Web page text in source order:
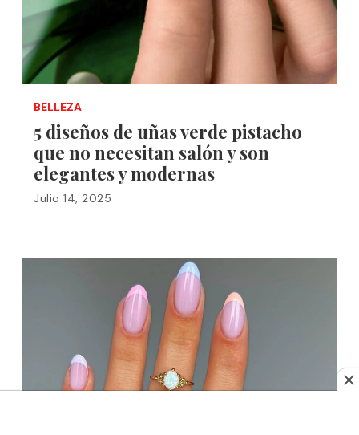
BELLEZA
5 diseños de uñas verde pistacho
que no necesitan salón y son
elegantes y modernas
Julio 14, 2025